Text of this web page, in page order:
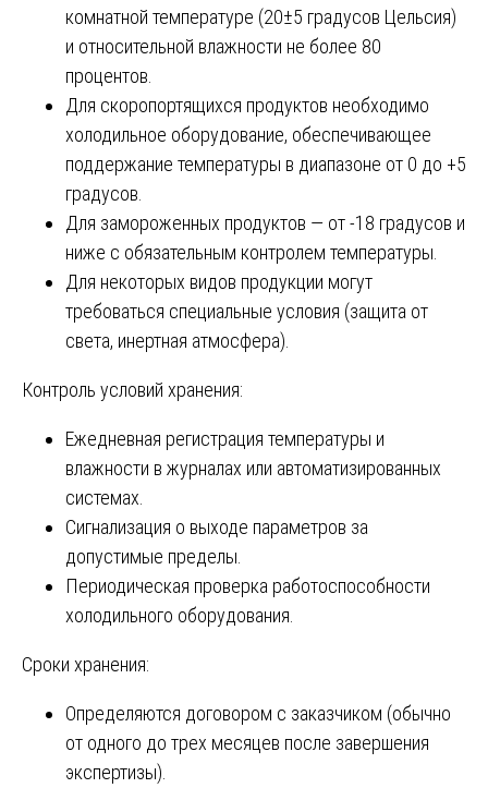
комнатной температуре (20±5 градусов Цельсия)
и относительной влажности не более 80
процентов.
Для скоропортящихся продуктов необходимо
холодильное оборудование, обеспечивающее
поддержание температуры в диапазоне от 0 до +5
градусов.
Для замороженных продуктов — от -18 градусов и
ниже с обязательным контролем температуры.
Для некоторых видов продукции могут
требоваться специальные условия (защита от
света, инертная атмосфера).
Контроль условий хранения:
Ежедневная регистрация температуры и
влажности в журналах или автоматизированных
системах.
Сигнализация о выходе параметров за
допустимые пределы.
Периодическая проверка работоспособности
холодильного оборудования.
Сроки хранения:
Определяются договором с заказчиком (обычно
от одного до трех месяцев после завершения
экспертизы).